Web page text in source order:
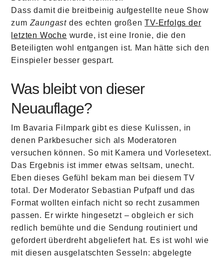
Dass damit die breitbeinig aufgestellte neue Show
zum Zaungast des echten großenTV-Erfolgs der
letzten Woche wurde, ist eine Ironie, die den
Beteiligten wohl entgangen ist. Man hätte sich den
Einspieler besser gespart.
Was bleibt von dieser
Neuauflage?
Im Bavaria Filmpark gibt es diese Kulissen, in
denen Parkbesucher sich als Moderatoren
versuchen können. So mit Kamera und Vorlesetext.
Das Ergebnis ist immer etwas seltsam, unecht.
Eben dieses Gefühl bekam man bei diesem TV
total. Der Moderator Sebastian Pufpaff und das
Format wollten einfach nicht so recht zusammen
passen. Er wirkte hingesetzt – obgleich er sich
redlich bemühte und die Sendung routiniert und
gefordert überdreht abgeliefert hat. Es ist wohl wie
mit diesen ausgelatschten Sesseln: abgelegte